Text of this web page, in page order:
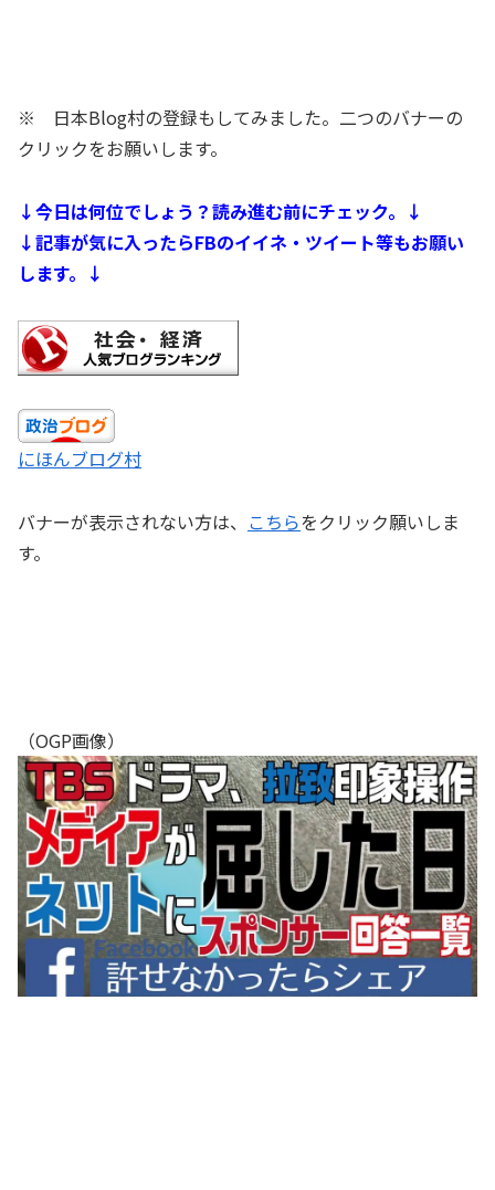
※ 日本Blog村の登録もしてみました。二つのバナーの
クリックをお願いします。
↓今日は何位でしょう？読み進む前にチェック。↓
↓記事が気に入ったらFBのイイネ・ツイート等もお願い
します。↓
にほんブログ村
バナーが表示されない方は、 こちらをクリック願いしま
す。
（OGP画像）